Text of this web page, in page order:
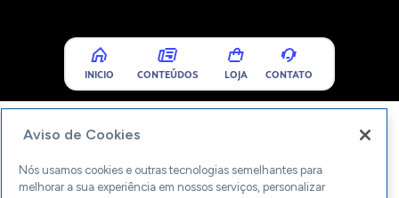
INICIO CONTEÚDOS LOJA CONTATO
Aviso de Cookies
Nós usamos cookies e outras tecnologias semelhantes para
melhorar a sua experiência em nossos serviços, personalizar